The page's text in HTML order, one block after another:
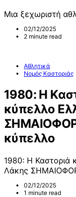
Μια ξεχωριστή
02/12/2025
2 minute read
Αθλητικά
Νομός Καστοριάς
1980: Η
κύπελλο
κύπελλο
1980: Η Καστοριά
Λάκης
02/12/2025
1 minute read